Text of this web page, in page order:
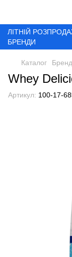
ЛІТНІЙ
БРЕНДИ
Каталог
Whey
Артикул: 100-17-